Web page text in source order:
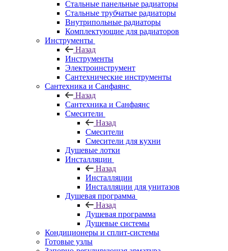
Стальные панельные радиаторы
Стальные трубчатые радиаторы
Внутрипольные радиаторы
Комплектующие для радиаторов
Инструменты
Назад
Инструменты
Электроинструмент
Сантехнические инструменты
Сантехника и Санфаянс
Назад
Сантехника и Санфаянс
Смесители
Назад
Смесители
Смесители для кухни
Душевые лотки
Инсталляции
Назад
Инсталляции
Инсталляции для унитазов
Душевая программа
Назад
Душевая программа
Душевые системы
Кондиционеры и сплит-системы
Готовые узлы